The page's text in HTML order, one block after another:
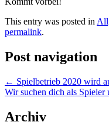
This entry was posted in
permalink.
Post navigation
← Spielbetrieb 2020 wird
Wir suchen dich als Spieler
Archiv